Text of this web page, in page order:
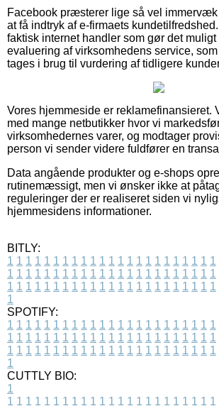
Facebook præsterer lige så vel immervæk
at få indtryk af e-firmaets
faktisk internet handler som gør det muligt
evaluering af virksomhedens service,
tages i brug til vurdering af tidligere
Vores hjemmeside er reklamefinansieret.
med mange netbutikker hvor vi
virksomhedernes varer, og modtager
person vi sender videre fuldfører en
Data angående produkter og e-shops
rutinemæssigt, men vi ønsker ikke at
reguleringer der er realiseret siden vi
hjemmesidens informationer.
BITLY:
1 1 1 1 1 1 1 1 1 1 1 1 1 1 1 1 1 1 1 1 1 1 1
1 1 1 1 1 1 1 1 1 1 1 1 1 1 1 1 1 1 1 1 1 1 1
1 1 1 1 1 1 1 1 1 1 1 1 1 1 1 1 1 1 1 1 1 1 1
1
SPOTIFY:
1 1 1 1 1 1 1 1 1 1 1 1 1 1 1 1 1 1 1 1 1 1 1
1 1 1 1 1 1 1 1 1 1 1 1 1 1 1 1 1 1 1 1 1 1 1
1 1 1 1 1 1 1 1 1 1 1 1 1 1 1 1 1 1 1 1 1 1 1
1
CUTTLY BIO:
1
1 1 1 1 1 1 1 1 1 1 1 1 1 1 1 1 1 1 1 1 1 1 1